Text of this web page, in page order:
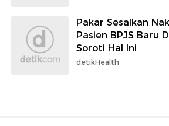
Pakar Sesalkan
Pasien BPJS Baru
Soroti Hal Ini
detikHealth